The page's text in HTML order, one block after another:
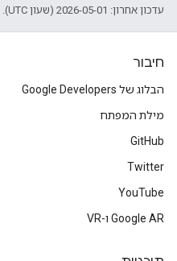
עדכון אחרון: 2026-05-01 (שעון UTC).
חיבור
הבלוג של Google Developers
מילת המפתח
GitHub
Twitter
YouTube
Google AR ו-VR